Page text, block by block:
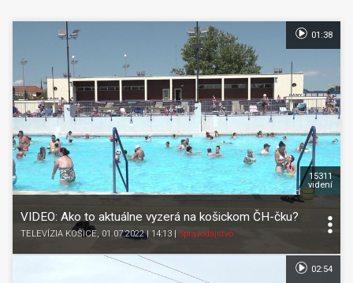
VIDEO: Ako to aktuálne vyzerá na košickom ČH-čku?
TELEVÍZIA KOŠICE, 01.07.2022 | 14:13 Spravodajstvo
15311
videní
01:38
02:54